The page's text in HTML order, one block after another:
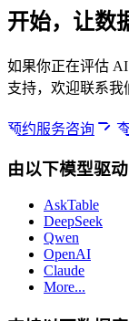
开始，让数
如果你正在评估
支持，欢迎联系我
预约服务咨询
由以下模型驱动
AskTable
DeepSeek
Qwen
OpenAI
Claude
More...